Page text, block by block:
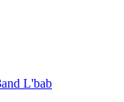
L'bab